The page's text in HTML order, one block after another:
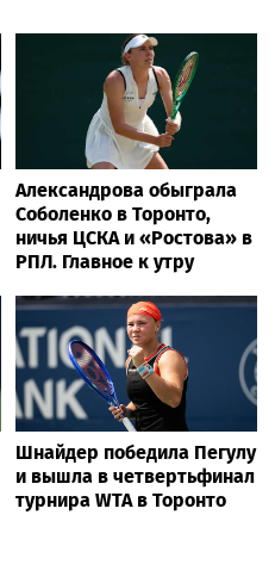
Александрова обыграла
Соболенко в Торонто,
ничья ЦСКА и «Ростова» в
РПЛ. Главное к утру
Шнайдер победила Пегулу
и вышла в четвертьфинал
турнира WTA в Торонто